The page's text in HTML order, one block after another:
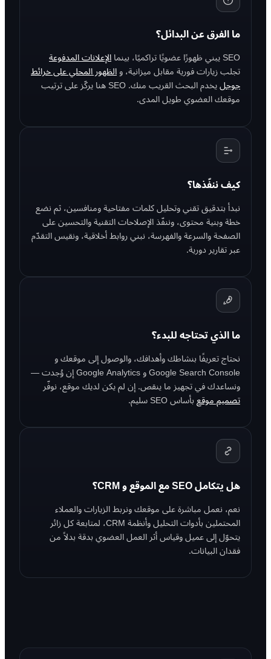
ما الفرق عن البدائل؟
SEO يبني ظهورًا عضويًا تراكميًا، بينما الإعلانات المدفوعة
تجلب زيارات فورية مقابل ميزانية، والظهور المحلي على خرائط
جوجل يخدم البحث القريب منك. SEO هنا يركّز على ترتيب
موقعك العضوي طويل المدى.
كيف ننفّذها؟
نبدأ بتدقيق تقني وتحليل كلمات مفتاحية ومنافسين، ثم نضع
خطة وبنية محتوى، وننفّذ الإصلاحات التقنية والتحسين على
الصفحة والسرعة والفهرسة، نبني روابط أخلاقية، ونقيس التقدّم
عبر تقارير دورية.
ما الذي تحتاجه للبدء؟
نحتاج تعريفًا بنشاطك وأهدافك، والوصول إلى موقعك و
Google Search Console و Google Analytics إن وُجدت —
ونساعدك في تجهيز ما ينقص. إن لم يكن لديك موقع، نوفّر
تصميم موقعبأساس SEO سليم.
هل يتكامل SEO مع الموقع و CRM؟
نعم، نعمل مباشرة على موقعك ونربط الزيارات والعملاء
المحتملين بأدوات التحليل وأنظمة CRM، لمتابعة كل زائر
يتحوّل إلى عميل وقياس أثر العمل العضوي بدقة بدلاً من
فقدان البيانات.